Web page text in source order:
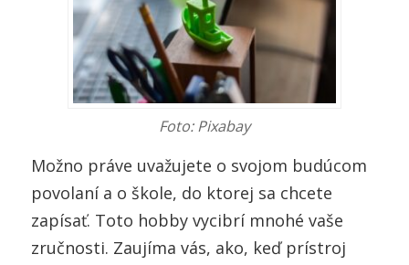
Foto: Pixabay
Možno práve uvažujete o svojom budúcom
povolaní a o škole, do ktorej sa chcete
zapísať. Toto hobby vycibrí mnohé vaše
zručnosti. Zaujíma vás, ako, keď prístroj